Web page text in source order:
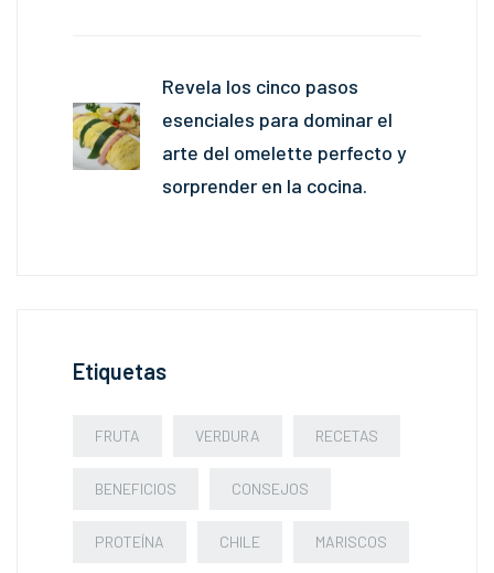
Revela los cinco pasos
esenciales para dominar el
arte del omelette perfecto y
sorprender en la cocina.
Etiquetas
FRUTA VERDURA RECETAS
BENEFICIOS CONSEJOS
PROTEÍNA CHILE MARISCOS